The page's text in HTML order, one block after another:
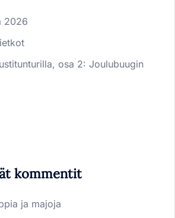
2026
osa 2: Joulubuugin
kommentit
ja majoja